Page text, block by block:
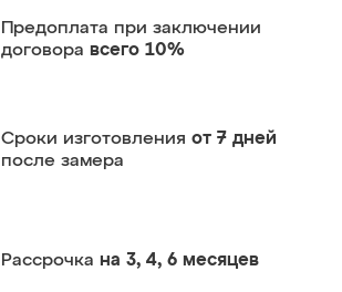
Предоплата при заключении
договора всего 10%
Сроки изготовления от 7 дней
после замера
Рассрочка на 3, 4, 6 месяцев